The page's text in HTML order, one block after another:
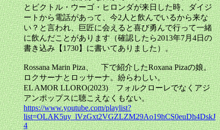
とビクトル・ウーゴ・ヒロンダが来日した時、ダイジ
ートから電話があって、今2人と飲んでいるから来な
い？と言われ、巨匠に会えると喜び勇んで行って一緒
に飲んだことがあります（確認したら2013年7月4日の
書き込み【1730】に書いてありました）。
Rossana Marin Piza、 下で紹介したRoxana Pizaの娘。
ロクサーナとロッサーナ。紛らわしい。
EL AMOR LLORO(2023) フォルクローレでなくアジ
アンポップスに聴こえなくもない。
https://www.youtube.com/playlist?
list=OLAK5uy_lVzGxt2VGZLZM29Ao19hCS0euDh4DskJ
4